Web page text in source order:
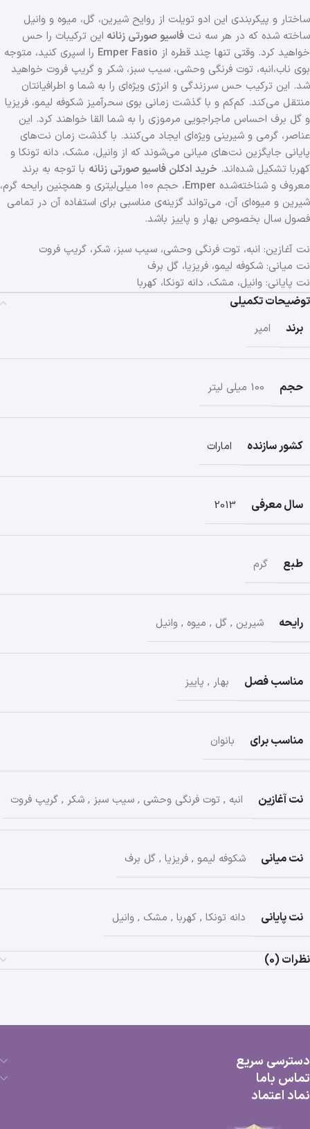
ساختار و پیکربندی این ادو تویلت از روایح شیرین، گل، میوه و وانیل
ساخته شده که در هر سه نت فاسیو صورتی زنانه این ترکیبات را حس
خواهید کرد. وقتی تنها چند قطره از Emper Fasio را اسپری کنید، متوجه
بوی ناب،انبه، توت فرنگی وحشی، سیب سبز، شکر و گریپ فروت خواهید
شد. این ترکیب حس سرزندگی و انرژی ویژه‌ای را به شما و اطرافیانتان
منتقل می‌کند. کم‌کم و با گذشت زمانی بوی سحرآمیز شکوفه لیمو، فریزیا
و گل برف احساس ماجراجویی مرموزی را به شما القا خواهند کرد. این
عناصر، گرمی و شیرینی ویژه‌ای ایجاد می‌کنند. با گذشت زمان نت‌های
پایانی جایگزین نت‌های میانی می‌شوند که از وانیل، مشک، دانه تونکا و
کهربا تشکیل شده‌اند. خرید ادکلن فاسیو صورتی زنانه با توجه به برند
معروف و شناخته‌شده Emper
، حجم ۱۰۰ میلی‌لیتری و همچنین رایحه گرم،
شیرین و میوه‌ای آن، می‌تواند گزینه‌ی مناسبی برای استفاده آن در تمامی
فصول ‌سال بخصوص بهار و پاییز باشد.
نت آغازین: انبه، توت فرنگی وحشی، سیب سبز، شکر، گریپ فروت
نت میانی: شکوفه لیمو، فریزیا، گل برف
نت پایانی: وانیل، مشک، دانه تونکا، کهربا
توضیحات تکمیلی
برند
امپر
حجم 100 میلی لیتر
کشور سازنده امارات
سال معرفی 2013
طبع گرم
رایحه شیرین , گل , میوه , وانیل
مناسب فصل بهار , پاییز
مناسب برای بانوان
نت آغازین انبه , توت فرنگی وحشی , سیب سبز , شکر , گریپ فروت
نت میانی شکوفه لیمو , فریزیا , گل برف
نت پایانی دانه تونکا , کهربا , مشک , وانیل
نظرات (0)
دسترسی سریع
تماس باما
نماد اعتماد